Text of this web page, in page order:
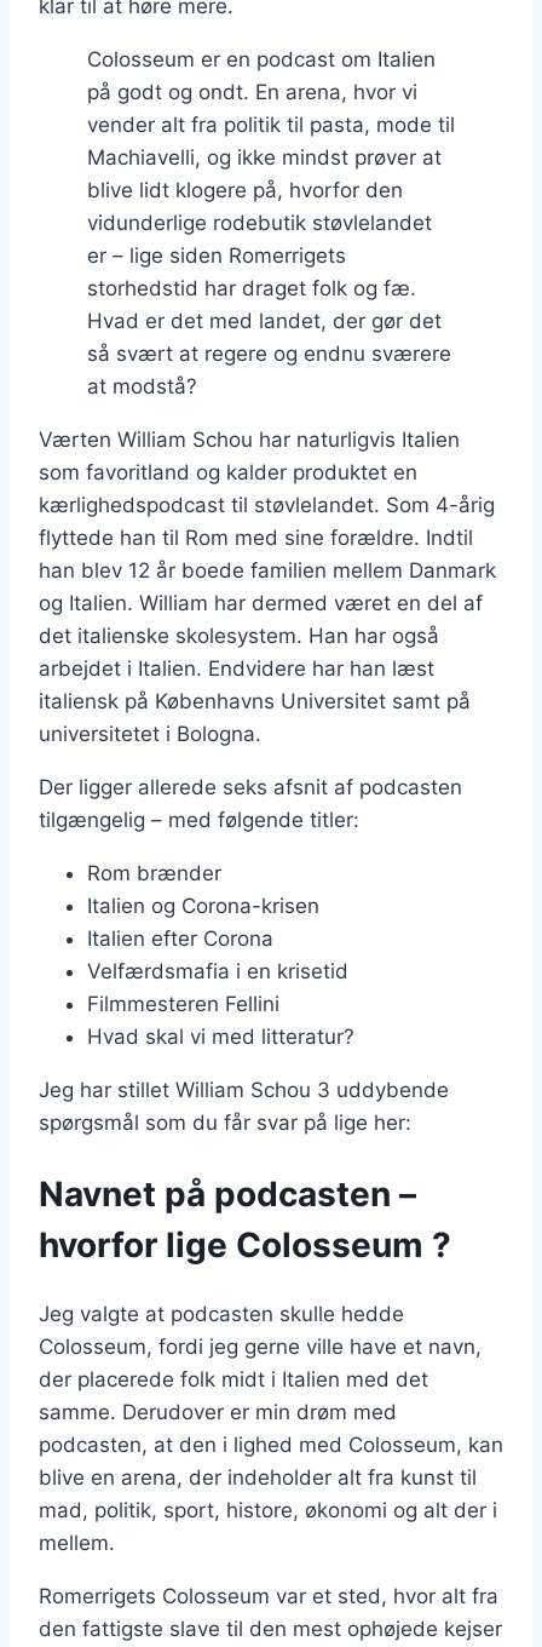
klar til at høre mere.
Colosseum er en podcast om Italien
på godt og ondt. En arena, hvor vi
vender alt fra politik til pasta, mode til
Machiavelli, og ikke mindst prøver at
blive lidt klogere på, hvorfor den
vidunderlige rodebutik støvlelandet
er – lige siden Romerrigets
storhedstid har draget folk og fæ.
Hvad er det med landet, der gør det
så svært at regere og endnu sværere
at modstå?
Værten William Schou har naturligvis Italien
som favoritland og kalder produktet en
kærlighedspodcast til støvlelandet. Som 4-årig
flyttede han til Rom med sine forældre. Indtil
han blev 12 år boede familien mellem Danmark
og Italien. William har dermed været en del af
det italienske skolesystem. Han har også
arbejdet i Italien. Endvidere har han læst
italiensk på Københavns Universitet samt på
universitetet i Bologna.
Der ligger allerede seks afsnit af podcasten
tilgængelig – med følgende titler:
Rom brænder
Italien og Corona-krisen
Italien efter Corona
Velfærdsmafia i en krisetid
Filmmesteren Fellini
Hvad skal vi med litteratur?
Jeg har stillet William Schou 3 uddybende
spørgsmål som du får svar på lige her:
Navnet på podcasten –
hvorfor lige Colosseum ?
Jeg valgte at podcasten skulle hedde
Colosseum, fordi jeg gerne ville have et navn,
der placerede folk midt i Italien med det
samme. Derudover er min drøm med
podcasten, at den i lighed med Colosseum, kan
blive en arena, der indeholder alt fra kunst til
mad, politik, sport, histore, økonomi og alt der i
mellem.
Romerrigets Colosseum var et sted, hvor alt fra
den fattigste slave til den mest ophøjede kejser